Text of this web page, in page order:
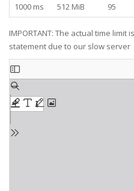
1000 ms
512 MiB 95
IMPORTANT: The actual time
statement due to our slow server